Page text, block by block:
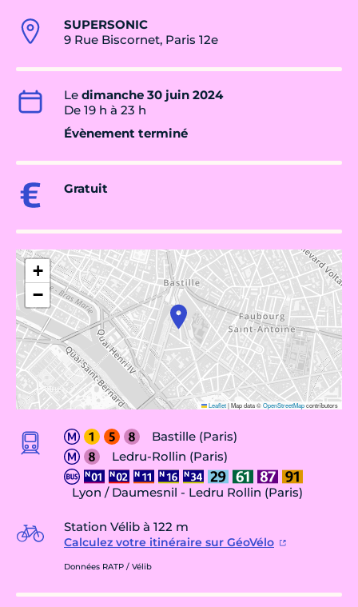
SUPERSONIC
9 Rue Biscornet, Paris 12e
Le dimanche 30 juin 2024
De 19 h à 23 h
Évènement terminé
Gratuit
+
−
Leaflet|Map data ©OpenStreetMapcontributors
Bastille (Paris)
Ledru-Rollin (Paris)
Lyon / Daumesnil - Ledru Rollin (Paris)
Station Vélib à 122 m
Calculez votre itinéraire sur GéoVélo
Données RATP / Vélib